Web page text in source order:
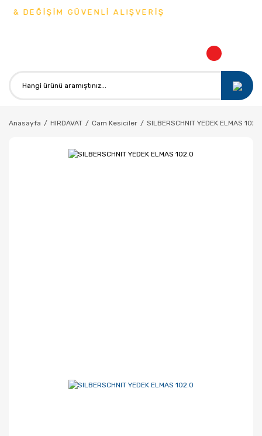
& DEĞİŞİM GÜVENLİ ALIŞVERİŞ
Anasayfa HIRDAVAT Cam Kesiciler SILBERSCHNIT YEDEK ELMAS 102.0